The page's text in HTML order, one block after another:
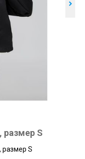
размер S
размер S